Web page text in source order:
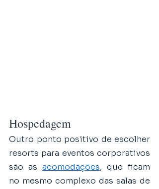
Hospedagem
Outro ponto positivo de escolher
resorts para eventos corporativos
são as acomodações, que ficam
no mesmo complexo das salas de